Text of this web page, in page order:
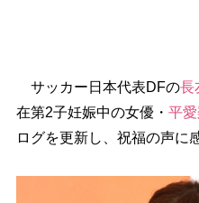
サッカー日本代表DFの長
在第2子妊娠中の女優・ 平
ログを更新し、祝福の声に